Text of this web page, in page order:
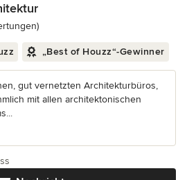
5 von 5 Sternen
„Best of Houzz“-Gewinner
gut vernetzten Architekturbüros,
mit allen architektonischen